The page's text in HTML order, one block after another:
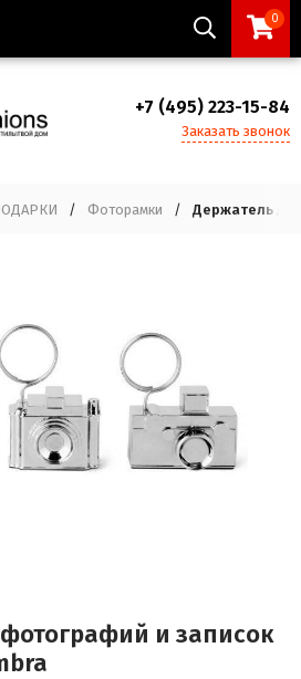
0
+7 (495) 223-15-84
Заказать звонок
/ Фоторамки / Держатель
и записок